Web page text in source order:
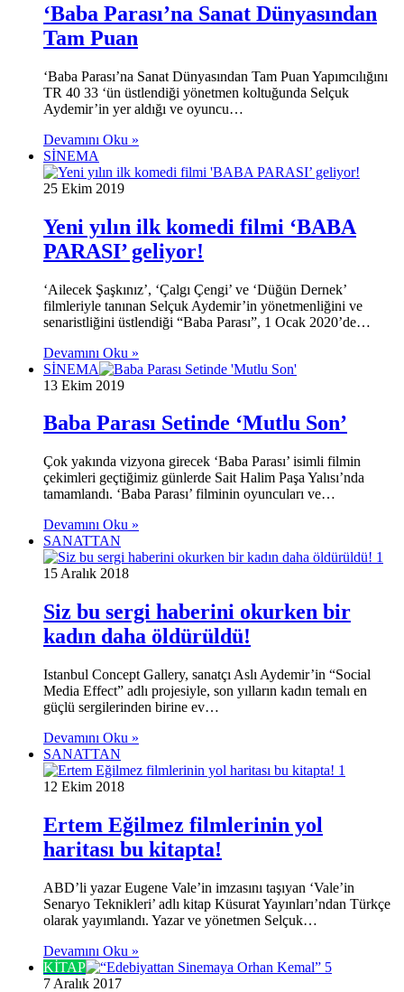
‘Baba Parası’na Sanat Dünyasından
Tam Puan
‘Baba Parası’na Sanat Dünyasından Tam Puan Yapımcılığını
TR 40 33 ‘ün üstlendiği yönetmen koltuğunda Selçuk
Aydemir’in yer aldığı ve oyuncu…
Devamını Oku »
SİNEMA
25 Ekim 2019
Yeni yılın ilk komedi filmi ‘BABA
PARASI’ geliyor!
‘Ailecek Şaşkınız’, ‘Çalgı Çengi’ ve ‘Düğün Dernek’
filmleriyle tanınan Selçuk Aydemir’in yönetmenliğini ve
senaristliğini üstlendiği “Baba Parası”, 1 Ocak 2020’de…
Devamını Oku »
SİNEMA
13 Ekim 2019
Baba Parası Setinde ‘Mutlu Son’
Çok yakında vizyona girecek ‘Baba Parası’ isimli filmin
çekimleri geçtiğimiz günlerde Sait Halim Paşa Yalısı’nda
tamamlandı. ‘Baba Parası’ filminin oyuncuları ve…
Devamını Oku »
SANATTAN
15 Aralık 2018
Siz bu sergi haberini okurken bir
kadın daha öldürüldü!
Istanbul Concept Gallery, sanatçı Aslı Aydemir’in “Social
Media Effect” adlı projesiyle, son yılların kadın temalı en
güçlü sergilerinden birine ev…
Devamını Oku »
SANATTAN
12 Ekim 2018
Ertem Eğilmez filmlerinin yol
haritası bu kitapta!
ABD’li yazar Eugene Vale’in imzasını taşıyan ‘Vale’in
Senaryo Teknikleri’ adlı kitap Küsurat Yayınları’ndan Türkçe
olarak yayımlandı. Yazar ve yönetmen Selçuk…
Devamını Oku »
KİTAP
7 Aralık 2017